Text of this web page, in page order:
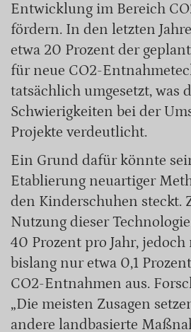
Entwicklung im Bereich
fördern. In den letzten
etwa 20 Prozent der
für neue CO2-
tatsächlich umgesetzt, was
Schwierigkeiten bei der
Projekte verdeutlicht.
Ein Grund dafür könnte
Etablierung neuartiger
den Kinderschuhen steckt.
Nutzung dieser
40 Prozent pro Jahr, jedoch
bislang nur etwa 0,1
CO2-Entnahmen aus.
„Die meisten Zusagen
andere landbasierte